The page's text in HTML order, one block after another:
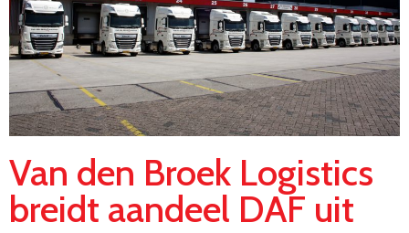
Van den Broek Logistics
breidt aandeel DAF uit